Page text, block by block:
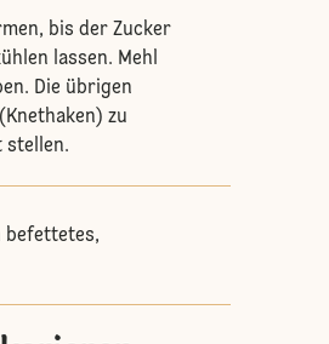
bis der Zucker
lassen. Mehl
Die übrigen
zu
stellen.
befettetes,